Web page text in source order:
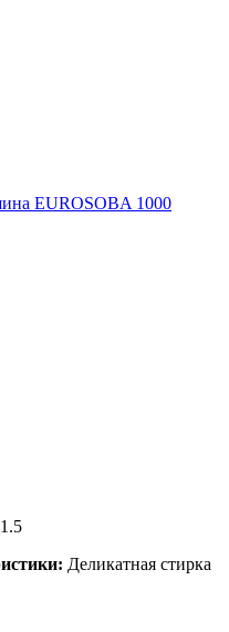
EUROSOBA 1000
1.5
Деликатная стирка